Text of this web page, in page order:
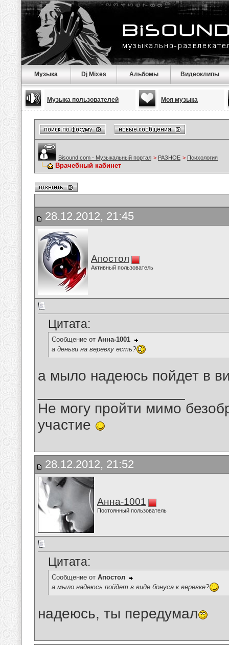
Музыка Dj Mixes Альбомы Видеоклипы
Музыка пользователей Моя музыка
Bisound.com - Музыкальный портал > РАЗНОЕ > Психология
Врачебный кабинет
28.12.2012, 21:45
Апостол
Активный пользователь
Цитата:
Сообщение от Анна-1001
а деньги на веревку есть?
а мыло надеюсь пойдет в
Не могу пройти мимо
участие
28.12.2012, 21:52
Анна-1001
Постоянный пользователь
Цитата:
Сообщение от Апостол
а мыло надеюсь пойдет в виде бонуса к веревке?
надеюсь, ты передумал